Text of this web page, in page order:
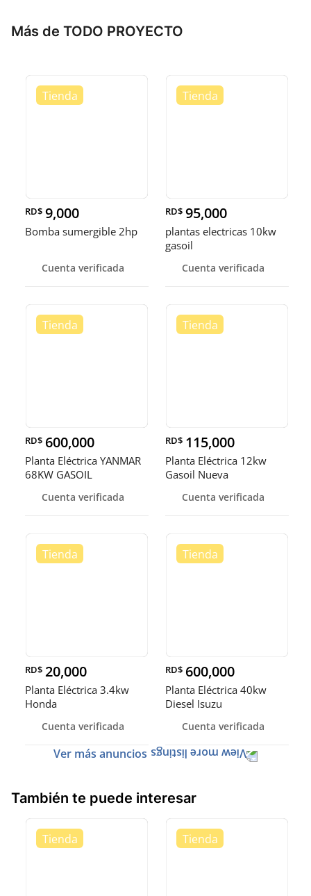
Más de TODO PROYECTO
RD$ 9,000
Bomba sumergible 2hp
Cuenta verificada
RD$ 95,000
plantas electricas 10kw
gasoil
Cuenta verificada
RD$ 600,000
Planta Eléctrica YANMAR
68KW GASOIL
Cuenta verificada
RD$ 115,000
Planta Eléctrica 12kw
Gasoil Nueva
Cuenta verificada
RD$ 20,000
Planta Eléctrica 3.4kw
Honda
Cuenta verificada
RD$ 600,000
Planta Eléctrica 40kw
Diesel Isuzu
Cuenta verificada
Ver más anuncios
También te puede interesar